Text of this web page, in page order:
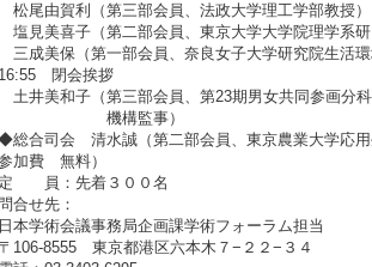
尾由賀利（第三部会員、法政大学理工学部教授）
見美喜子（第二部会員、東京大学大学院理学系研
成美保（第一部会員、奈良女子大学研究院生活環
閉会挨拶
井美和子（第三部会員、第23期男女共同参画分
構監事）
合司会 清水誠（第二部会員、東京農業大学応用
参加費 無料）
定 員：先着３００名
合せ先：
本学術会議事務局企画課学術フォーラム担当
106-8555 東京都港区六本木７−２２−３４